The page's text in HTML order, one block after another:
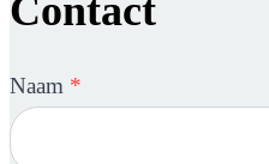
Contact
Naam *